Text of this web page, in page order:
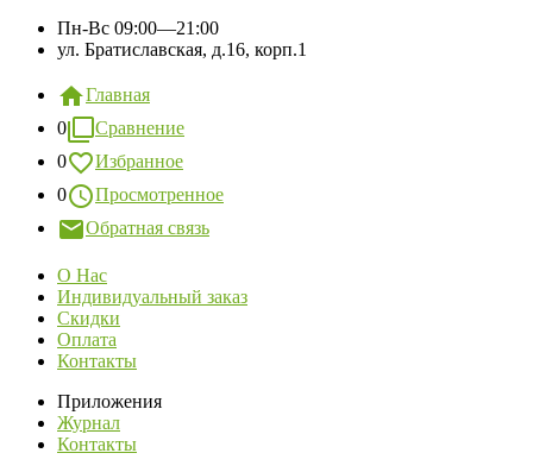
Пн-Вс 09:00—21:00
ул. Братиславская, д.16, корп.1
Главная
0
Сравнение
0
Избранное
0
Просмотренное
Обратная связь
О Нас
Индивидуальный заказ
Скидки
Оплата
Контакты
Приложения
Журнал
Контакты